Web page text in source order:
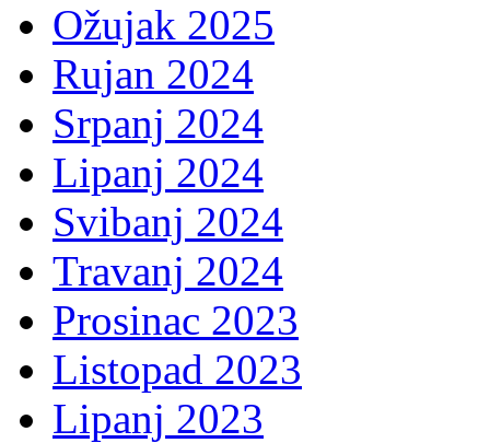
Ožujak 2025
Rujan 2024
Srpanj 2024
Lipanj 2024
Svibanj 2024
Travanj 2024
Prosinac 2023
Listopad 2023
Lipanj 2023